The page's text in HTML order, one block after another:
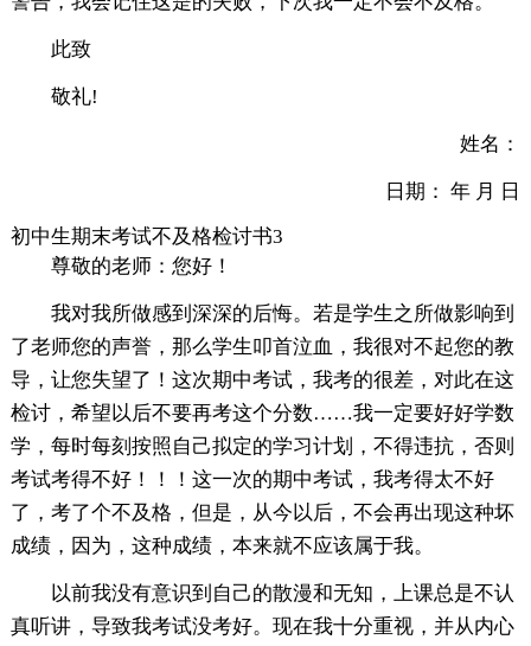
此致
敬礼!
姓名：
日期： 年 月 日
初中生期末考试不及格检讨书3
尊敬的老师：您好！
我对我所做感到深深的后悔。若是学生之所做影响到
了老师您的声誉，那么学生叩首泣血，我很对不起您的教
导，让您失望了！这次期中考试，我考的很差，对此在这
检讨，希望以后不要再考这个分数……我一定要好好学数
学，每时每刻按照自己拟定的学习计划，不得违抗，否则
考试考得不好！！！这一次的期中考试，我考得太不好
了，考了个不及格，但是，从今以后，不会再出现这种坏
成绩，因为，这种成绩，本来就不应该属于我。
以前我没有意识到自己的散漫和无知，上课总是不认
真听讲，导致我考试没考好。现在我十分重视，并从内心